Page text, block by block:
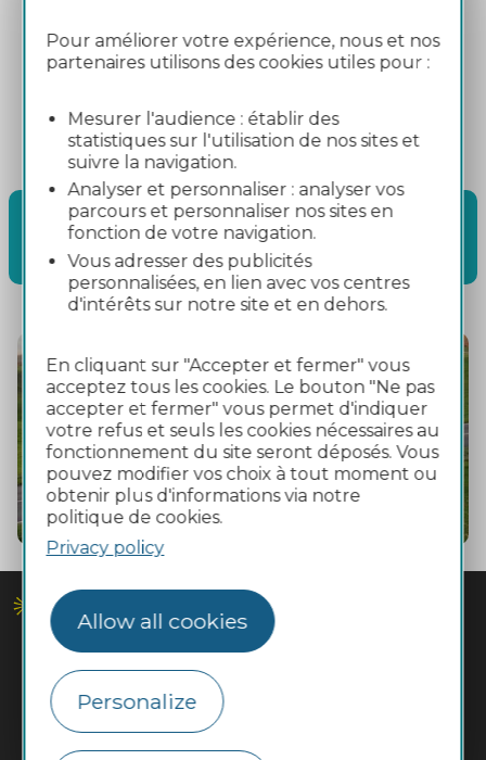
Pour améliorer votre expérience, nous et nos
partenaires utilisons des cookies utiles pour :
Mesurer l'audience : établir des
statistiques sur l'utilisation de nos sites et
suivre la navigation.
Analyser et personnaliser : analyser vos
parcours et personnaliser nos sites en
fonction de votre navigation.
Vous adresser des publicités
personnalisées, en lien avec vos centres
d'intérêts sur notre site et en dehors.
En cliquant sur "Accepter et fermer" vous
acceptez tous les cookies. Le bouton "Ne pas
accepter et fermer" vous permet d'indiquer
votre refus et seuls les cookies nécessaires au
fonctionnement du site seront déposés. Vous
pouvez modifier vos choix à tout moment ou
obtenir plus d'informations via notre
politique de cookies.
Privacy policy
Allow all cookies
Personalize
Calculate your route
liO website
Download the timetable and
map
liO website - Tab Tarn - 766 liO bus service